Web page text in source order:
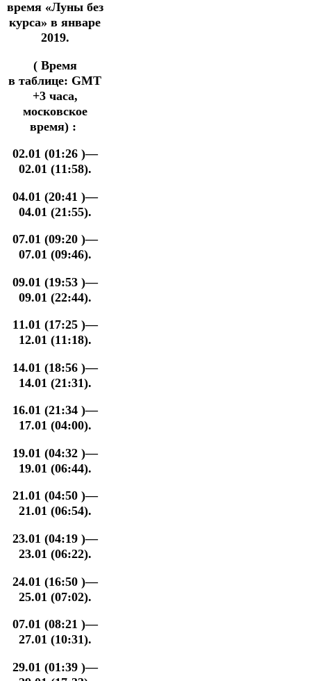
время «Луны без
курса» в январе
2019.
( Время
в таблице: GMT
+3 часа,
московское
время) :
02.01 (01:26 )—
02.01 (11:58).
04.01 (20:41 )—
04.01 (21:55).
07.01 (09:20 )—
07.01 (09:46).
09.01 (19:53 )—
09.01 (22:44).
11.01 (17:25 )—
12.01 (11:18).
14.01 (18:56 )—
14.01 (21:31).
16.01 (21:34 )—
17.01 (04:00).
19.01 (04:32 )—
19.01 (06:44).
21.01 (04:50 )—
21.01 (06:54).
23.01 (04:19 )—
23.01 (06:22).
24.01 (16:50 )—
25.01 (07:02).
07.01 (08:21 )—
27.01 (10:31).
29.01 (01:39 )—